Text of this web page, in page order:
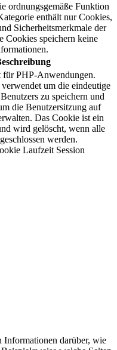
ordnungsgemäße Funktion
enthält nur Cookies,
Sicherheitsmerkmale der
Cookies speichern keine
für PHP-Anwendungen.
um die eindeutige
zu speichern und
die Benutzersitzung auf
Das Cookie ist ein
wird gelöscht, wenn alle
werden.
Laufzeit Session
Informationen darüber, wie